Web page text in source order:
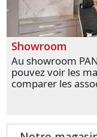
Showroom
Au showroom
pouvez voir les
comparer les
transformer vos